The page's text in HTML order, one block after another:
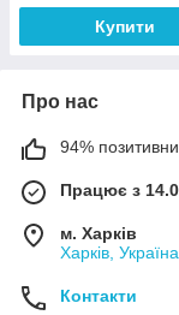
Купити
Про нас
94%
Працює з
м. Харків
Харків, Україна
Контакти